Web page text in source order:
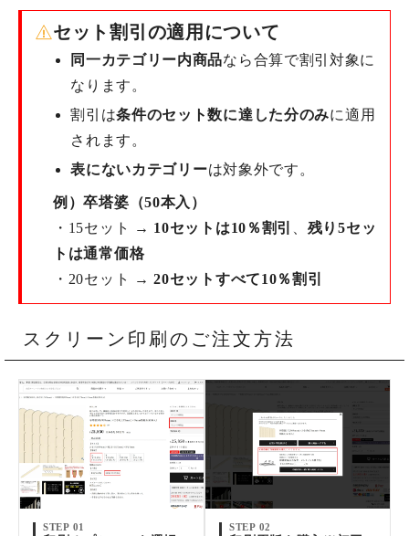
セット割引の適用について
同一カテゴリー内商品なら合算で割引対象に
なります。
割引は条件のセット数に達した分のみに適用
されます。
表にないカテゴリーは対象外です。
例）卒塔婆（50本入）
・15セット → 10セットは10％割引
残り5セッ
トは通常価格
・20セット →20セットすべて10％割引
スクリーン印刷のご注文方法
STEP 01 STEP 02